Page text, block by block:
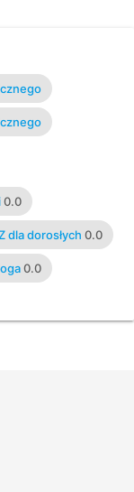
0.0
dla dorosłych 0.0
0.0